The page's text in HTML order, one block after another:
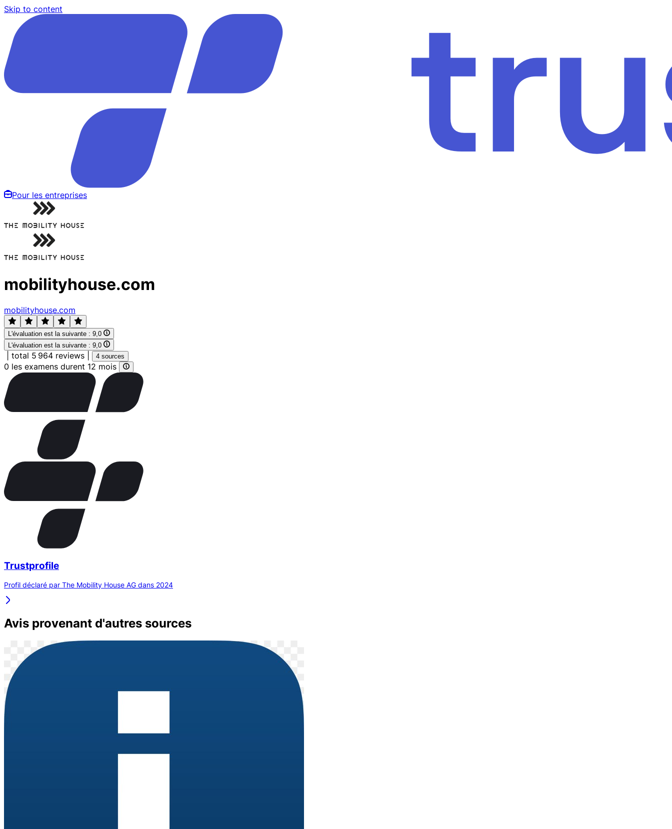
Skip to content
Pour les entreprises
mobilityhouse.com
mobilityhouse.com
L'évaluation est la suivante : 9,0
L'évaluation est la suivante : 9,0
total 5 964 reviews 4 sources
0 les examens durent 12 mois
Trustprofile
Profil déclaré par The Mobility House AG dans 2024
Avis provenant d'autres sources